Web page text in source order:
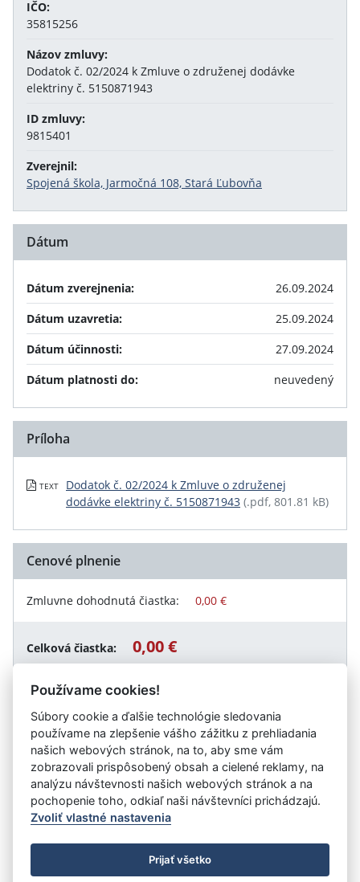
IČO:
35815256
Názov zmluvy:
Dodatok č. 02/2024 k Zmluve o združenej dodávke
elektriny č. 5150871943
ID zmluvy:
9815401
Zverejnil:
Spojená škola, Jarmočná 108, Stará Ľubovňa
Dátum
Dátum zverejnenia:
26.09.2024
Dátum uzavretia:
25.09.2024
Dátum účinnosti:
27.09.2024
Dátum platnosti do:
neuvedený
Príloha
TEXT
Dodatok č. 02/2024 k Zmluve o združenej
dodávke elektriny č. 5150871943 (.pdf, 801.81 kB)
Cenové plnenie
Zmluvne dohodnutá čiastka: 0,00 €
Celková čiastka: 0,00 €
Návrat späť
Vystavil:Spojená škola, Jarmočná 108, Stará Ľubovňa
Úrad vlády SR
- Všetky práva vyhradené
Prehlásenie o prístupnosti
Zmluvy do 31.12.2010
Používame cookies!
Súbory cookie a ďalšie technológie sledovania
používame na zlepšenie vášho zážitku z prehliadania
našich webových stránok, na to, aby sme vám
zobrazovali prispôsobený obsah a cielené reklamy, na
analýzu návštevnosti našich webových stránok a na
pochopenie toho, odkiaľ naši návštevníci prichádzajú.
Zvoliť vlastné nastavenia
Prijať všetko